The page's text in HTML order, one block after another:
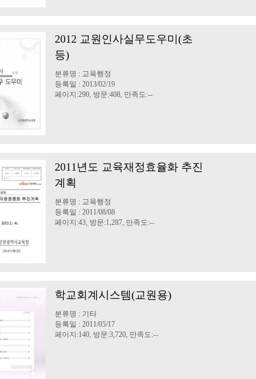
2012 교원인사실무도우미(초
등)
분류명 : 교육행정
등록일 : 2013/02/19
페이지:290, 방문:408, 만족도:--
2011년도 교육재정효율화 추진
계획
분류명 : 교육행정
등록일 : 2011/08/08
페이지:43, 방문:1,287, 만족도:--
학교회계시스템(교원용)
분류명 : 기타
등록일 : 2011/05/17
페이지:140, 방문:3,720, 만족도:--